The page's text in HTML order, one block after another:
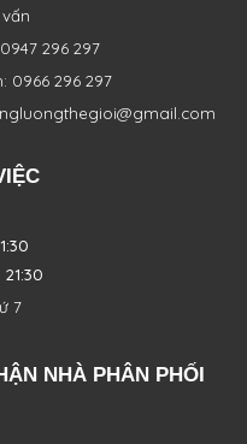
296 297
0966 296 297
7
NHÀ PHÂN PHỐI